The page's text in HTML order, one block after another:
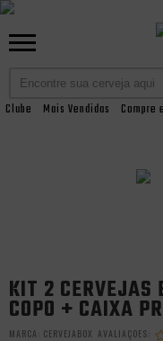
Clube Mais Vendidas Compre
KITS E PACKS KITS
KIT 2 CERVEJAS
COPO + CAIXA
MARCA: CERVEJABOX